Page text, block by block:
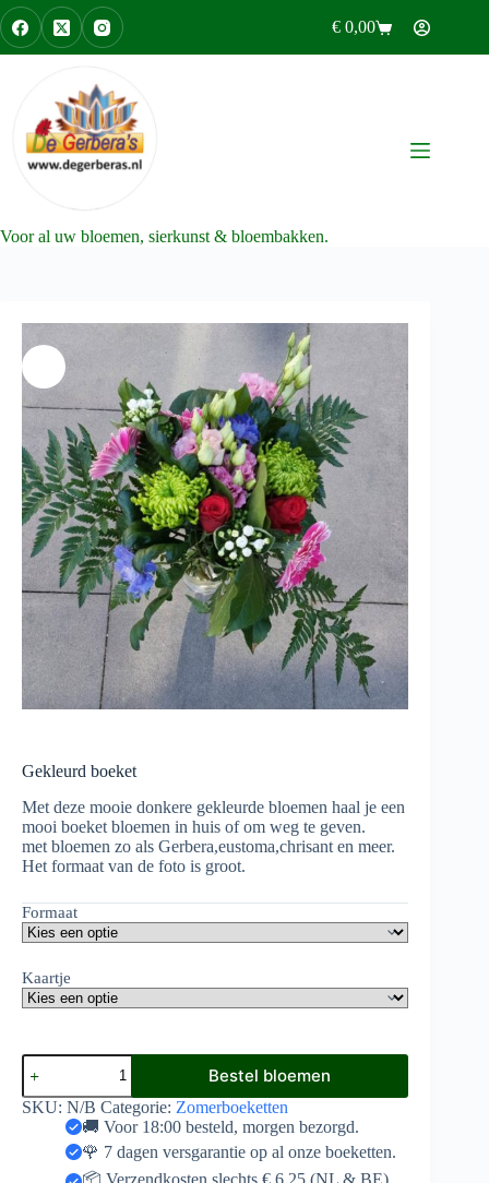
Ga
naar
de
Winkelwagen
€ 0,00
Voor al uw bloemen, sierkunst & bloembakken.
Gekleurd boeket
Met deze mooie donkere gekleurde bloemen haal je een
mooi boeket bloemen in huis of om weg te geven.
met bloemen zo als Gerbera,eustoma,chrisant en meer.
Het formaat van de foto is groot.
Formaat
Kaartje
Gekleurd
boeket
aantal
Bestel bloemen
SKU: N/B Categorie: Zomerboeketten
🚚 Voor 18:00 besteld, morgen bezorgd.
🌹 7 dagen versgarantie op al onze boeketten.